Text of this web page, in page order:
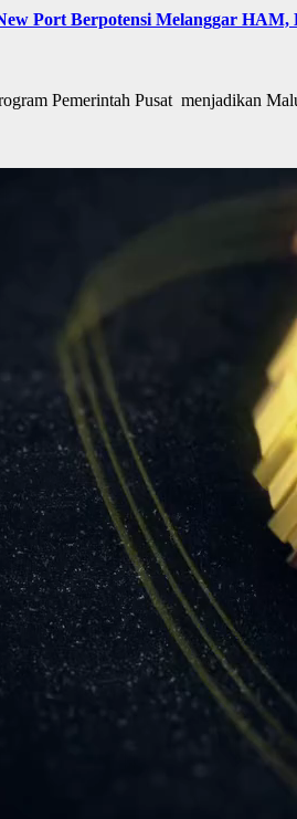
Port Berpotensi Melanggar
Pemerintah Pusat menjadikan